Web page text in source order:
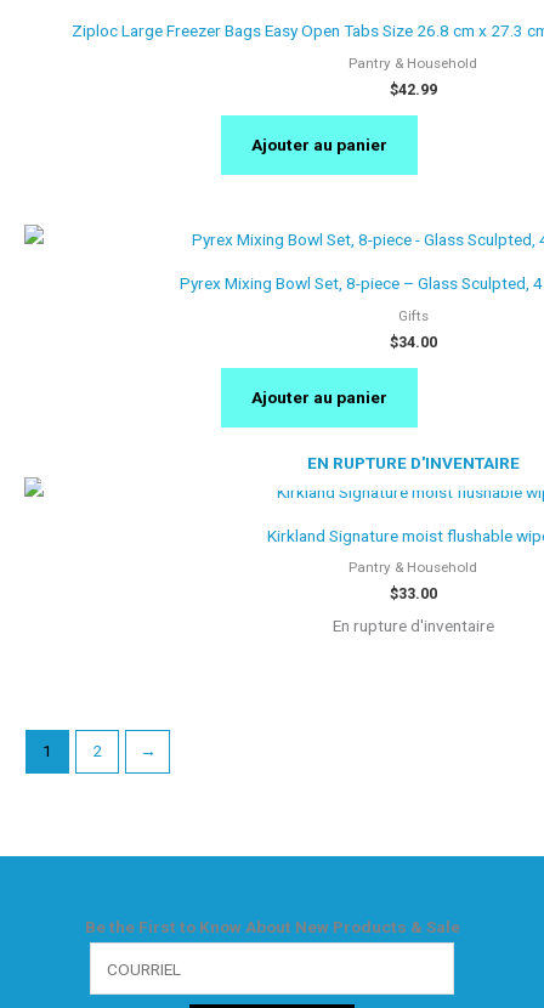
Ziploc Large Freezer Bags Easy Open Tabs Size 26.8 cm x 27.3
Pantry & Household
$42.99
Ajouter au panier
Pyrex Mixing Bowl Set, 8-piece – Glass Sculpted,
Gifts
$34.00
Ajouter au panier
EN RUPTURE D'INVENTAIRE
Kirkland Signature moist flushable
Pantry & Household
$33.00
En rupture d'inventaire
1 2 →
Be the First to Know About New Products & Sale